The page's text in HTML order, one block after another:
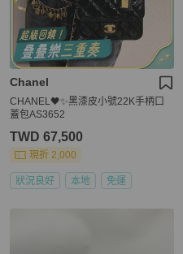
Chanel
CHANEL🖤✨黑漆皮小號22K手柄口
蓋包AS3652
TWD 67,500
現折 2,000
狀況良好 本地 免運